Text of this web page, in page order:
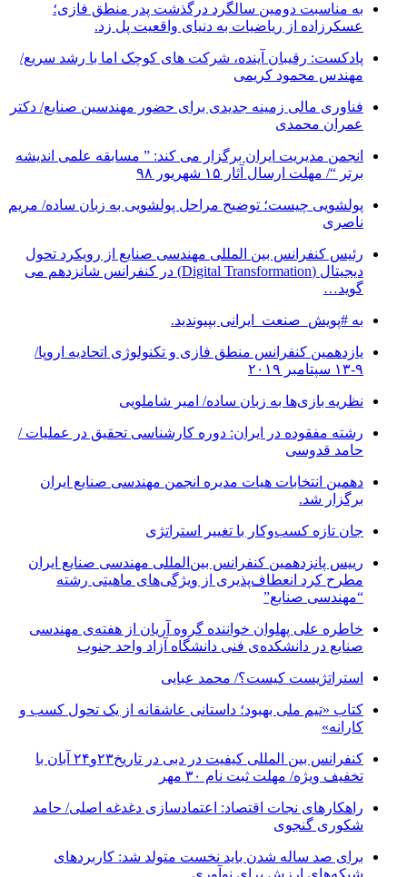
به مناسبت دومین سالگرد درگذشت پدر منطق فازی؛
عسکرزاده از ریاضیات به دنیای واقعیت پل زد.
پادکست: رقیبان آینده، شرکت های کوچک اما با رشد سریع/
مهندس محمود کریمی
فناوری مالی زمینه جدیدی برای حضور مهندسین صنایع/ دکتر
عمران محمدی
انجمن مدیریت ایران برگزار می کند: ” مسابقه علمی اندیشه
برتر “/ مهلت ارسال آثار ۱۵ شهریور ۹۸
پولشویی چیست؛ توضیح مراحل پولشویی به زبان ساده/ مریم
ناصری
رئیس کنفرانس بین المللی مهندسی صنایع از رویکرد تحول
دیجیتال (Digital Transformation) در کنفرانس شانزدهم می
گوید…
به #پویش_صنعت_ایرانی بپیوندید.
یازدهمین کنفرانس منطق فازی و تکنولوژی اتحادیه اروپا/
۹-۱۳ سپتامبر ۲۰۱۹
نظریه بازی‌ها به زبان ساده/ امیر شاملویی
رشته مفقوده در ایران: دوره کارشناسی تحقیق در عملیات /
حامد قدوسی
دهمین انتخابات هیات مدیره انجمن مهندسی صنایع ایران
برگزار شد.
جان تازه کسب‌وکار با تغییر استراتژی
رییس پانزدهمین کنفرانس بین‌المللی مهندسی صنایع ایران
مطرح کرد انعطاف‌پذیری از ویژگی‌های ماهیتی رشته
“مهندسی صنایع”
خاطره علی پهلوان خواننده گروه آریان از هفته‌ی مهندسی
صنایع در دانشکده‌ی فنی دانشگاه آزاد واحد جنوب
استراتژیست کیست؟‬/ محمد عبایی
کتاب «تیم ملی بهبود؛ داستانی عاشقانه از یک تحول کسب و
کارانه»
کنفرانس بین المللی کیفیت در دبی در تاریخ۲۳و۲۴ آبان با
تخفیف ویژه/ مهلت ثبت نام ۳۰ مهر
راهکارهای نجات اقتصاد: اعتمادسازی دغدغه اصلی/ حامد
شکوری گنجوی
برای صد ساله شدن باید نخست متولد شد: کاربردهای